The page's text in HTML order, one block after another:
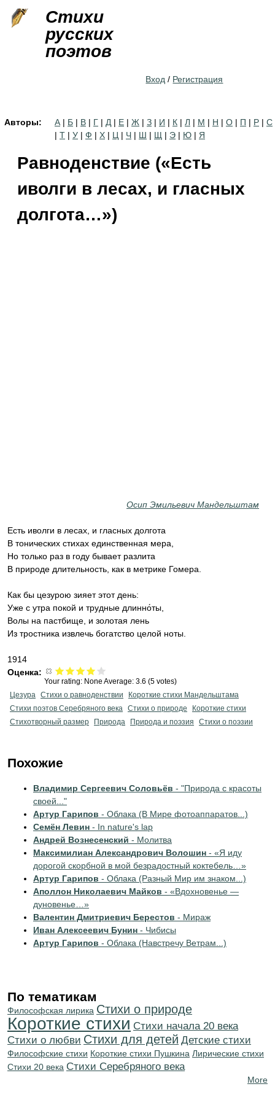
Стихи
русских
поэтов
Вход / Регистрация
Авторы: А | Б | В | Г | Д | Е | Ж | З | И | К | Л | М | Н | О | П | Р | С
| Т | У | Ф | Х | Ц | Ч | Ш | Щ | Э | Ю | Я
Равноденствие («Есть
иволги в лесах, и гласных
долгота…»)
Осип Эмильевич Мандельштам
Есть иволги в лесах, и гласных долгота
В тонических стихах единственная мера,
Но только раз в году бывает разлита
В природе длительность, как в метрике Гомера.
Как бы цезурою зияет этот день:
Уже с утра покой и трудные длинно́ты,
Волы на пастбище, и золотая лень
Из тростника извлечь богатство целой ноты.
1914
Оценка:
Your rating: None Average: 3.6 (5 votes)
Цезура Стихи о равноденствии
Короткие стихи Мандельштама
Стихи поэтов Серебряного века Стихи о природе
Короткие стихи
Стихотворный размер
Природа Природа и поэзия Стихи о поэзии
Похожие
Владимир Сергеевич Соловьёв - "Природа с красоты
своей..."
Артур Гарипов - Облака (В Мире фотоаппаратов...)
Семён Левин - In nature's lap
Андрей Вознесенский - Молитва
Максимилиан Александрович Волошин - «Я иду
дорогой скорбной в мой безрадостный коктебель…»
Артур Гарипов - Облака (Разный Мир им знаком...)
Аполлон Николаевич Майков - «Вдохновенье —
дуновенье…»
Валентин Дмитриевич Берестов - Мираж
Иван Алексеевич Бунин - Чибисы
Артур Гарипов - Облака (Навстречу Ветрам...)
По тематикам
Философская лирика Стихи о природе
Короткие стихи Cтихи начала 20 века
Стихи о любви Стихи для детей Детские стихи
Философские стихи Короткие стихи Пушкина Лирические стихи
Стихи 20 века Cтихи Серебряного века
More